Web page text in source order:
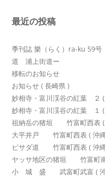
ョ
最近の投稿
季刊誌 樂（らく）ra-ku 59
道 浦上街道ー
移転のお知らせ
お知らせ ( 長崎県 )
妙相寺・富川渓谷の紅葉 ２
妙相寺・富川渓谷の紅葉 １
祖納岳の猪垣 竹富町西表 (
大平井戸 竹富町西表 ( 沖
ピサダ道 竹富町西表 ( 沖
ヤッサ地区の猪垣 竹富町
小 城 盛 武富町武富 ( 沖